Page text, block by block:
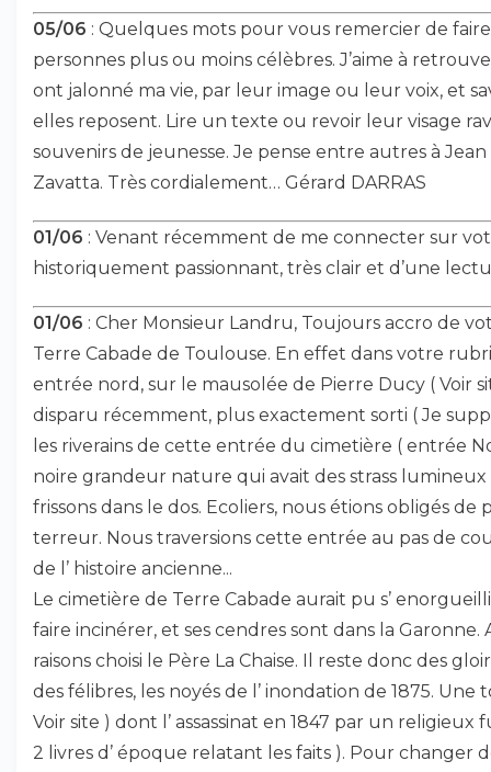
05/06 : Quelques mots pour vous remercier de
personnes plus ou moins célèbres. J’aime à
ont jalonné ma vie, par leur image ou leur voix, et
elles reposent. Lire un texte ou revoir leur visage
souvenirs de jeunesse. Je pense entre autres à
Zavatta. Très cordialement… Gérard DARRAS
01/06 : Venant récemment de me connecter sur
historiquement passionnant, très clair et d’une
01/06 : Cher Monsieur Landru, Toujours accro de
Terre Cabade de Toulouse. En effet dans votre
entrée nord, sur le mausolée de Pierre Ducy ( Voir
disparu récemment, plus exactement sorti ( Je
les riverains de cette entrée du cimetière ( entrée
noire grandeur nature qui avait des strass
frissons dans le dos. Ecoliers, nous étions obligés
terreur. Nous traversions cette entrée au pas de
de l’ histoire ancienne...
Le cimetière de Terre Cabade aurait pu s’
faire incinérer, et ses cendres sont dans la Garonne.
raisons choisi le Père La Chaise. Il reste donc des
des félibres, les noyés de l’ inondation de 1875.
Voir site ) dont l’ assassinat en 1847 par un
2 livres d’ époque relatant les faits ). Pour changer